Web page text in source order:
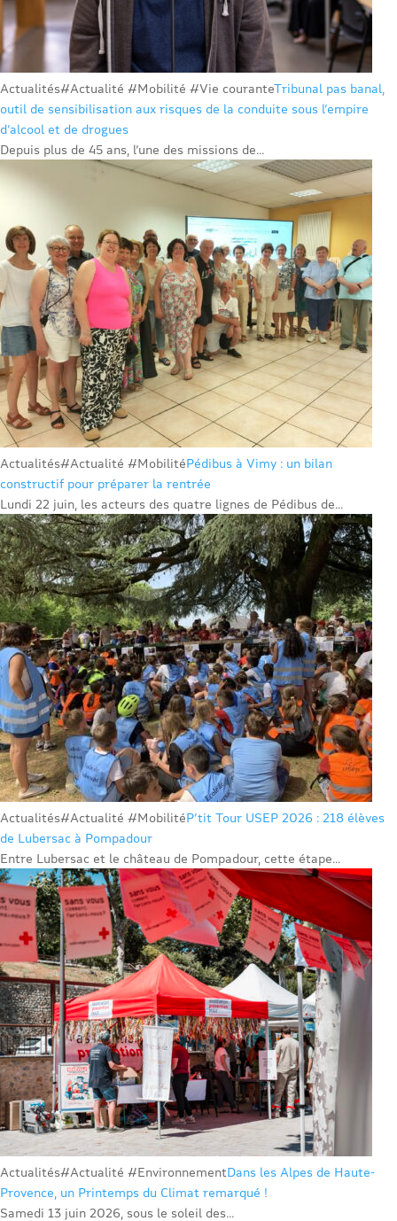
Actualités#Actualité #Mobilité #Vie couranteTribunal pas banal,
outil de sensibilisation aux risques de la conduite sous l’empire
d’alcool et de drogues
Depuis plus de 45 ans, l’une des missions de...
Actualités#Actualité #MobilitéPédibus à Vimy : un bilan
constructif pour préparer la rentrée
Lundi 22 juin, les acteurs des quatre lignes de Pédibus de...
Actualités#Actualité #MobilitéP’tit Tour USEP 2026 : 218 élèves
de Lubersac à Pompadour
Entre Lubersac et le château de Pompadour, cette étape...
Actualités#Actualité #EnvironnementDans les Alpes de Haute-
Provence, un Printemps du Climat remarqué !
Samedi 13 juin 2026, sous le soleil des...